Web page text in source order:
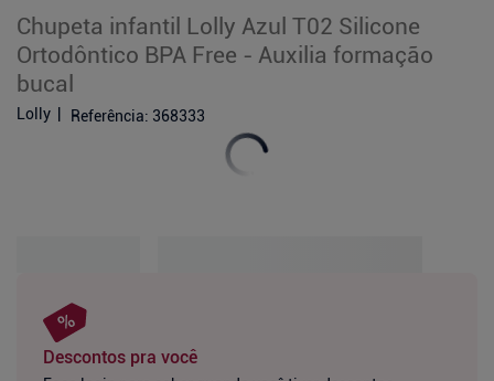
Chupeta infantil Lolly Azul T02 Silicone
Ortodôntico BPA Free - Auxilia formação
bucal
Lolly Referência: 368333
Descontos pra você